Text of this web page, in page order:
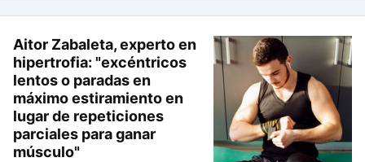
Aitor Zabaleta, experto en
hipertrofia: "excéntricos
lentos o paradas en
máximo estiramiento en
lugar de repeticiones
parciales para ganar
músculo"